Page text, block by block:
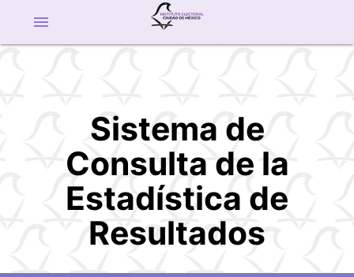
menu
Sistema de
Consulta de la
Estadística de
Resultados